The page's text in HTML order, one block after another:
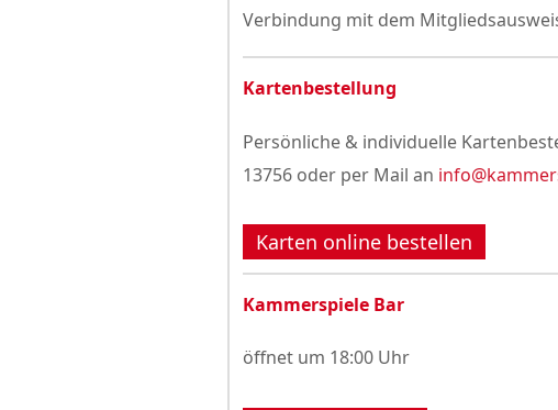
Verbindung mit dem
Kartenbestellung
Persönliche & individuelle
13756 oder per Mail an
Karten online bestellen
Kammerspiele Bar
öffnet um 18:00 Uhr